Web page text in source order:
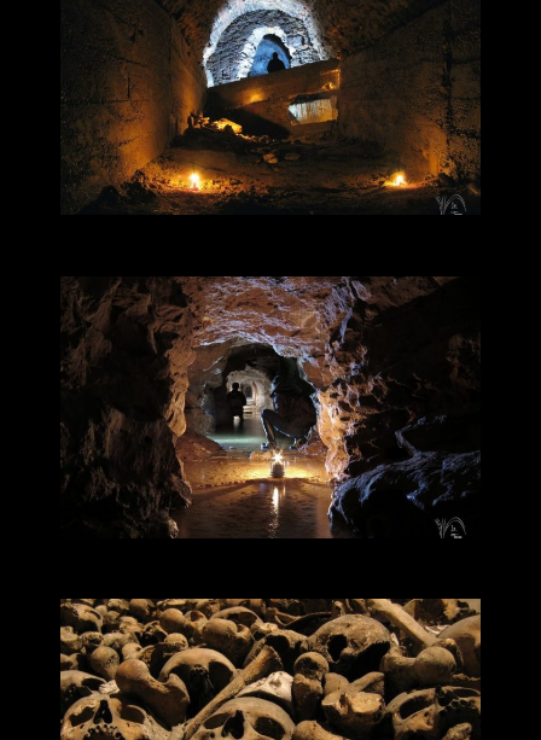
FOURVIÈRE ET LA RIVE DROITE DE LA SAÔNE
LE MONT D’OR
CRYPTES ET CITERNES